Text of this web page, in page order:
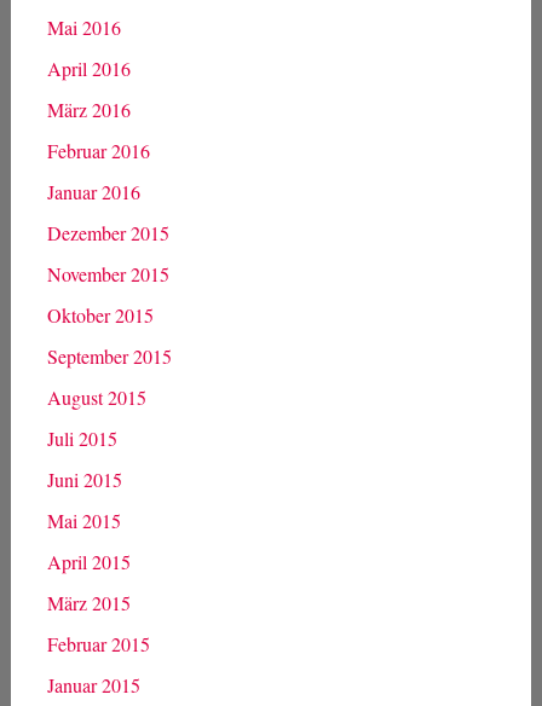
Mai 2016
April 2016
März 2016
Februar 2016
Januar 2016
Dezember 2015
November 2015
Oktober 2015
September 2015
August 2015
Juli 2015
Juni 2015
Mai 2015
April 2015
März 2015
Februar 2015
Januar 2015